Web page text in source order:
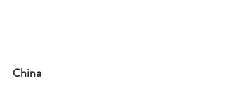
China